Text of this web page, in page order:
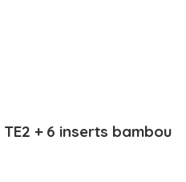
+ 6 inserts bambou